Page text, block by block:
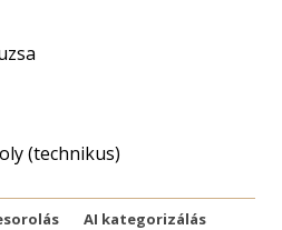
(technikus)
AI kategorizálás